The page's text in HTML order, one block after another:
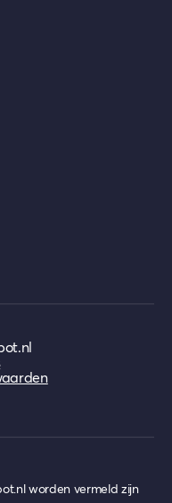
worden vermeld zijn